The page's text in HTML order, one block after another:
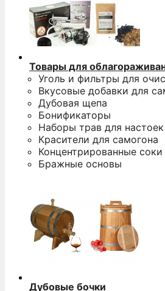
Товары для
Уголь и фильтры для
Вкусовые добавки для
Дубовая щепа
Бонификаторы
Наборы трав для настоек
Красители для самогона
Концентрированные соки
Бражные основы
Дубовые бочки